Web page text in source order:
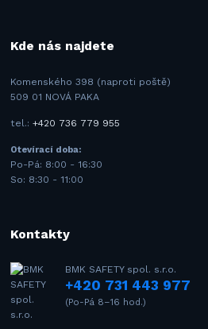
Kde nás najdete
Komenského 398 (naproti poště)
509 01 NOVÁ PAKA
tel.:+420 736 779 955
Otevírací doba:
Po-Pá: 8:00 - 16:30
So: 8:30 - 11:00
Kontakty
BMK SAFETY spol. s.r.o.
+420 731 443 977
(Po-Pá 8–16 hod.)